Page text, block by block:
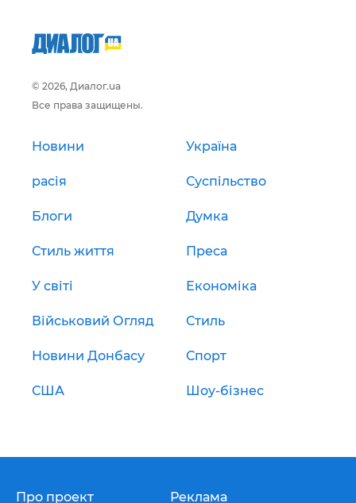
© 2026, Диалог.ua
Все права защищены.
Новини Україна
расія Суспільство
Блоги Думка
Стиль життя Преса
У світі Економіка
Військовий Огляд Стиль
Новини Донбасу Спорт
США Шоу-бізнес
Про проект Реклама